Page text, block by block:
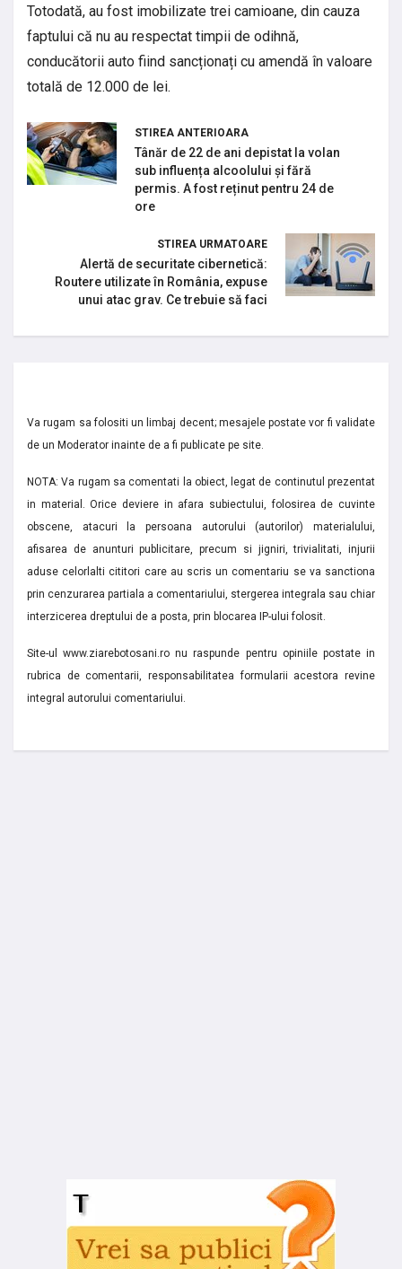
Totodată, au fost imobilizate trei camioane, din cauza
faptului că nu au respectat timpii de odihnă,
conducătorii auto fiind sancționați cu amendă în valoare
totală de 12.000 de lei.
STIREA ANTERIOARA
Tânăr de 22 de ani depistat la volan
sub influența alcoolului și fără
permis. A fost reținut pentru 24 de
ore
STIREA URMATOARE
Alertă de securitate cibernetică:
Routere utilizate în România, expuse
unui atac grav. Ce trebuie să faci
Va rugam sa folositi un limbaj decent; mesajele postate vor fi validate
de un Moderator inainte de a fi publicate pe site.
NOTA: Va rugam sa comentati la obiect, legat de continutul prezentat
in material. Orice deviere in afara subiectului, folosirea de cuvinte
obscene, atacuri la persoana autorului (autorilor) materialului,
afisarea de anunturi publicitare, precum si jigniri, trivialitati, injurii
aduse celorlalti cititori care au scris un comentariu se va sanctiona
prin cenzurarea partiala a comentariului, stergerea integrala sau chiar
interzicerea dreptului de a posta, prin blocarea IP-ului folosit.
Site-ul www.ziarebotosani.ro nu raspunde pentru opiniile postate in
rubrica de comentarii, responsabilitatea formularii acestora revine
integral autorului comentariului.